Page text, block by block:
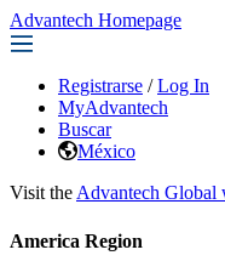
Advantech Homepage
Registrarse / Log In
MyAdvantech
Buscar
México
Visit the Advantech Global
America Region